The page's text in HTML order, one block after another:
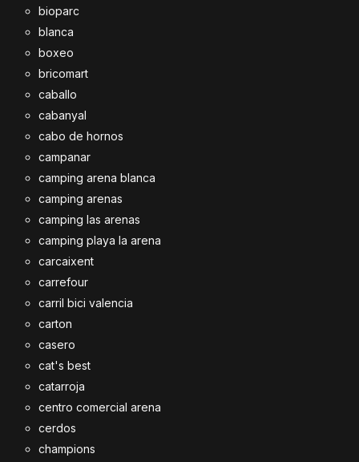
bioparc
blanca
boxeo
bricomart
caballo
cabanyal
cabo de hornos
campanar
camping arena blanca
camping arenas
camping las arenas
camping playa la arena
carcaixent
carrefour
carril bici valencia
carton
casero
cat's best
catarroja
centro comercial arena
cerdos
champions